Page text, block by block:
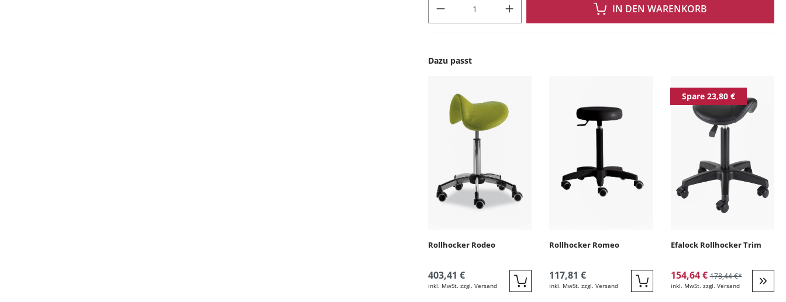
IN DEN WARENKORB
Dazu passt
Rollhocker Rodeo
403,41 €
inkl. MwSt. zzgl. Versand Quickbuy
Rollhocker Romeo
117,81 €
inkl. MwSt. zzgl. Versand Quickbuy
Spare 23,80 €
Efalock Rollhocker Trim
154,64 €178,44 €*
inkl. MwSt. zzgl. Versand